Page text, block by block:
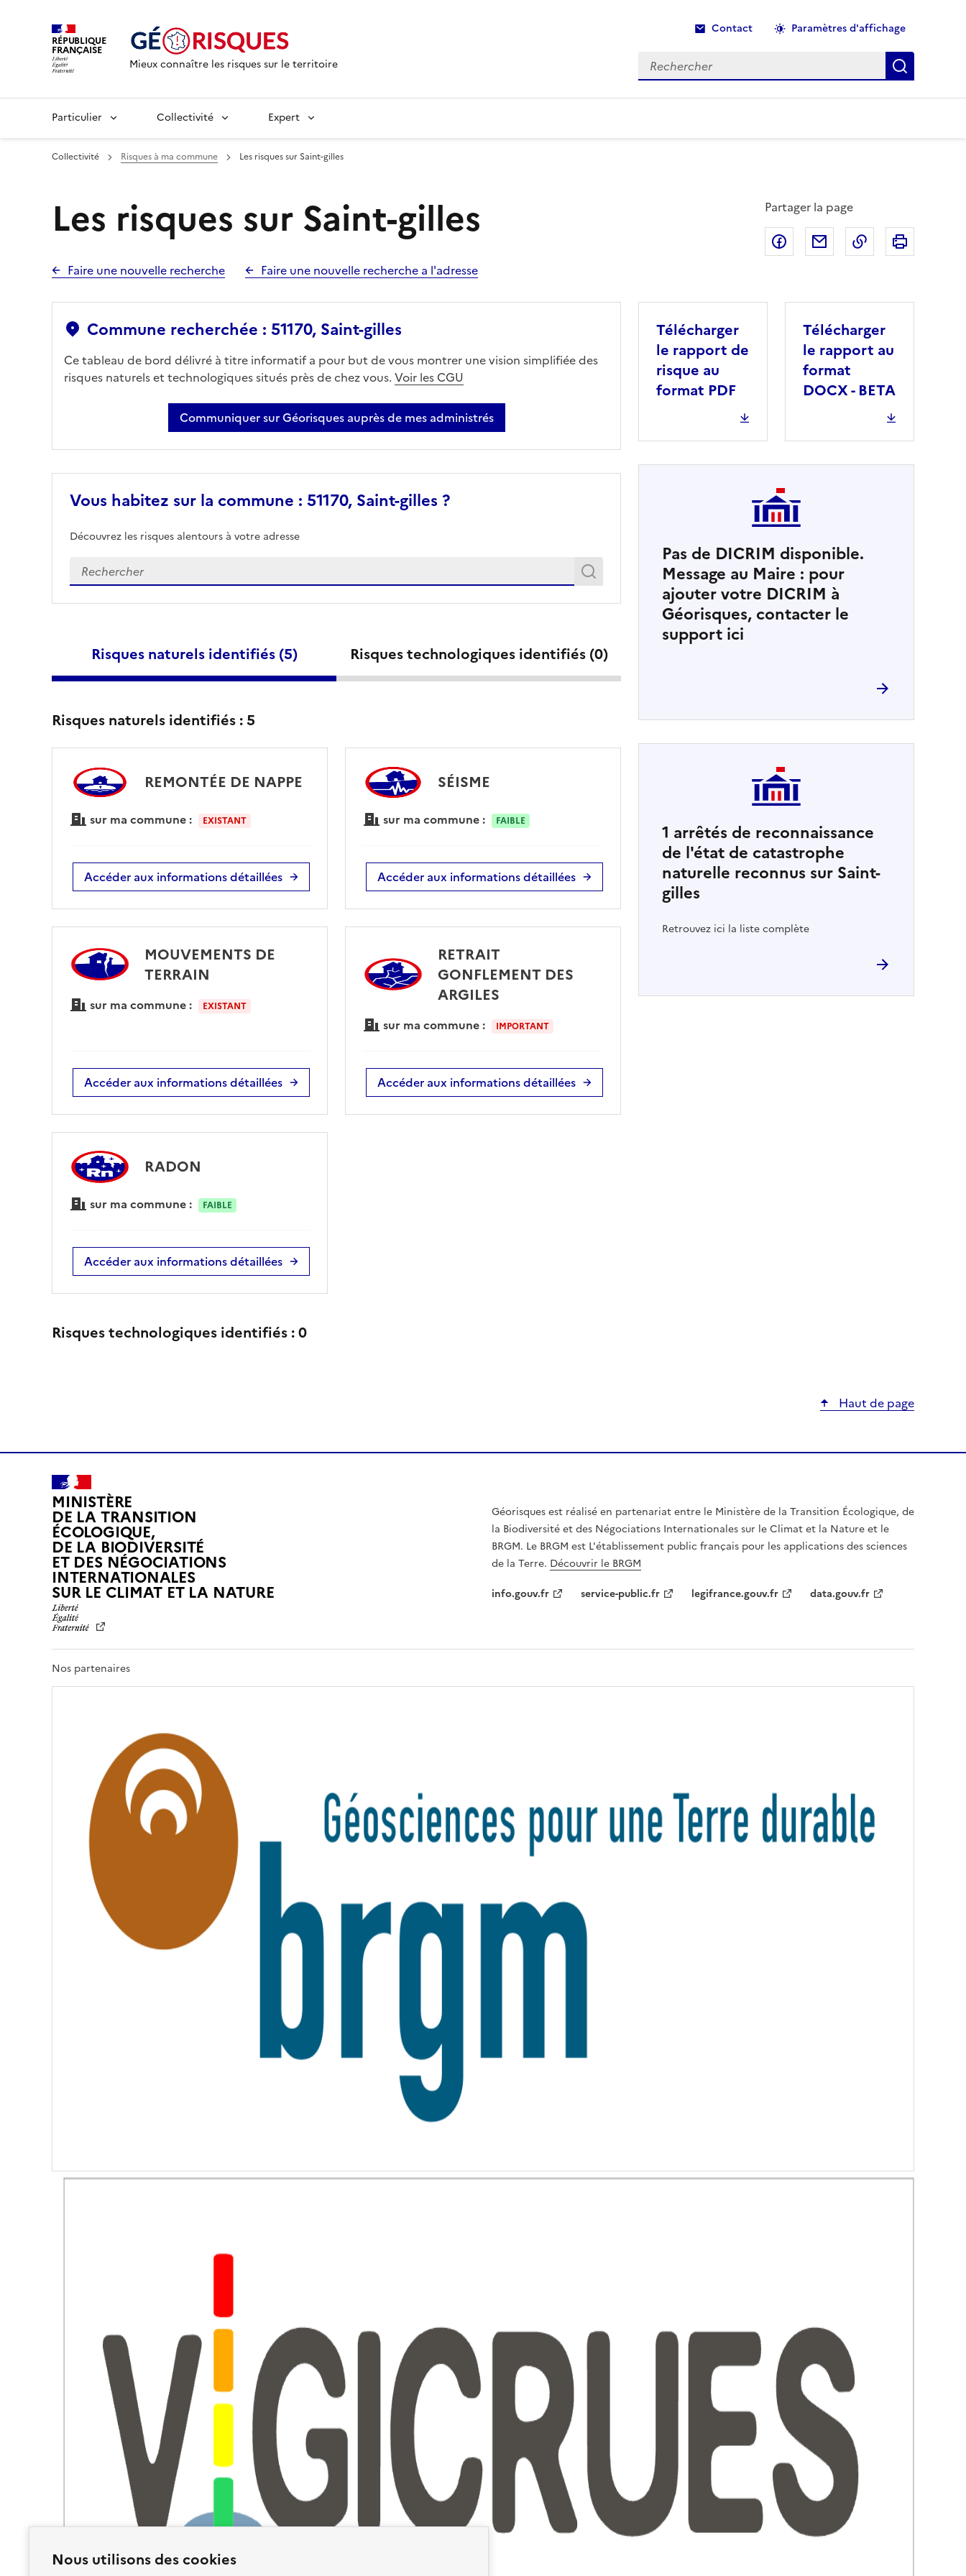
Nous utilisons des cookies
RÉPUBLIQUE
FRANÇAISE
Mieux connaître les risques sur le territoire
Contact Paramètres d'affichage
Rechercher Recherche
Particulier Collectivité Expert
Collectivité Risques à ma commune Les risques sur Saint-gilles
Les risques sur Saint-gilles
Faire une nouvelle recherche Faire une nouvelle recherche a l'adresse
Partager la page
Partager sur Facebook
Partager par email
Copier dans le
Commune recherchée : 51170, Saint-gilles
Ce tableau de bord délivré à titre informatif a pour but de vous montrer une vision simplifiée des
risques naturels et technologiques situés près de chez vous. Voir les CGU
Communiquer sur Géorisques auprès de mes administrés
Vous habitez sur la commune : 51170, Saint-gilles ?
Découvrez les risques alentours à votre adresse
Veuillez renseigner votre adresse exacte Rechercher
Recherche
Risques naturels identifiés (5) Risques technologiques identifiés (0)
Risques naturels identifiés :5
REMONTÉE DE NAPPE
sur ma commune : EXISTANT
Accéder aux informations détaillées
SÉISME
sur ma commune : FAIBLE
Accéder aux informations détaillées
MOUVEMENTS DE
TERRAIN
sur ma commune : EXISTANT
Accéder aux informations détaillées
RETRAIT
GONFLEMENT DES
ARGILES
sur ma commune : IMPORTANT
Accéder aux informations détaillées
RADON
sur ma commune : FAIBLE
Accéder aux informations détaillées
Risques technologiques identifiés :0
Télécharger
le rapport de
risque au
format PDF
Télécharger
le rapport au
format
DOCX - BETA
Pas de DICRIM disponible.
Message au Maire : pour
ajouter votre DICRIM à
Géorisques, contacter le
support ici
1 arrêtés de reconnaissance
de l'état de catastrophe
naturelle reconnus sur Saint-
gilles
Retrouvez ici la liste complète
Haut de page
MINISTÈRE
DE LA TRANSITION
ÉCOLOGIQUE,
DE LA BIODIVERSITÉ
ET DES NÉGOCIATIONS
INTERNATIONALES
SUR LE CLIMAT ET LA NATUREL
R
É
R
R
N
T
Géorisques est réalisé en partenariat entre le Ministère de la Transition Écologique, de
la Biodiversité et des Négociations Internationales sur le Climat et la Nature et le
BRGM. Le BRGM est L'établissement public français pour les applications des sciences
de la Terre. Découvrir le BRGM
info.gouv.fr
service-public.fr legifrance.gouv.fr data.gouv.fr
Nos partenaires